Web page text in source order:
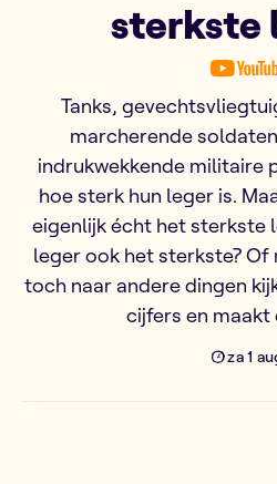
sterkste
Tanks,
marcherende
indrukwekkende militaire
hoe sterk hun leger is.
eigenlijk écht het sterkste
leger ook het sterkste?
toch naar andere dingen
cijfers en maakt
za 1